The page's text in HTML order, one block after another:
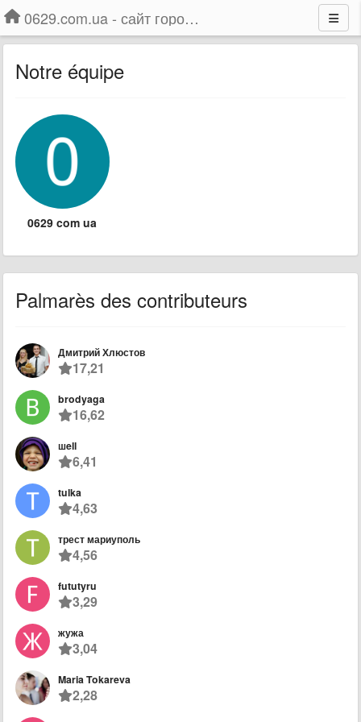
0629.com.ua - сайт города Мариуполя
Notre équipe
0629 com ua
Palmarès des contributeurs
Дмитрий Хлюстов
17,21
brodyaga
16,62
шell
6,41
tulka
4,63
трест мариуполь
4,56
fututyru
3,29
жужа
3,04
Maria Tokareva
2,28